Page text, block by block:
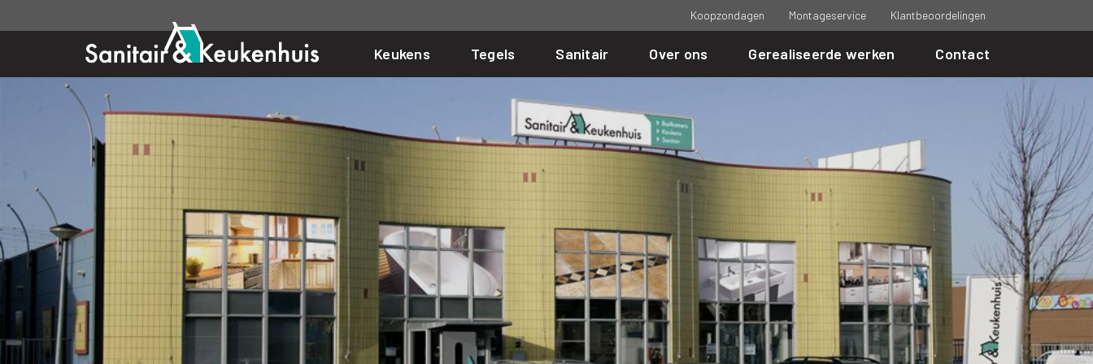
Koopzondagen Montageservice Klantbeoordelingen
Keukens Tegels Sanitair Over ons Gerealiseerde werken Contact